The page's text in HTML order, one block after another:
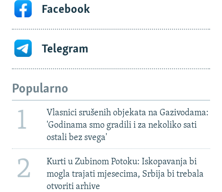
Facebook
Telegram
Popularno
1
Vlasnici srušenih objekata na Gazivodama:
'Godinama smo gradili i za nekoliko sati
ostali bez svega'
2
Kurti u Zubinom Potoku: Iskopavanja bi
mogla trajati mjesecima, Srbija bi trebala
otvoriti arhive